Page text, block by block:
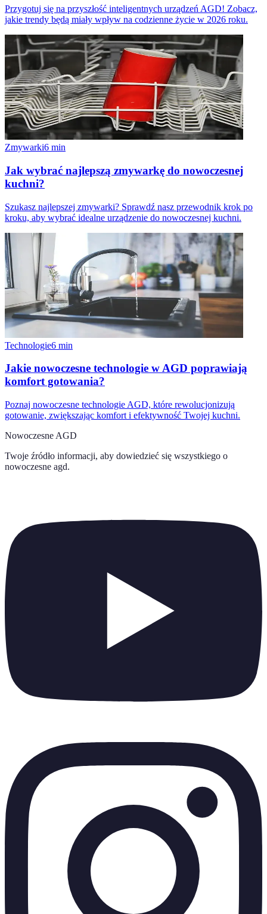
Przygotuj się na przyszłość inteligentnych urządzeń AGD! Zobacz,
jakie trendy będą miały wpływ na codzienne życie w 2026 roku.
Zmywarki6 min
Jak wybrać najlepszą zmywarkę do nowoczesnej
kuchni?
Szukasz najlepszej zmywarki? Sprawdź nasz przewodnik krok po
kroku, aby wybrać idealne urządzenie do nowoczesnej kuchni.
Technologie6 min
Jakie nowoczesne technologie w AGD poprawiają
komfort gotowania?
Poznaj nowoczesne technologie AGD, które rewolucjonizują
gotowanie, zwiększając komfort i efektywność Twojej kuchni.
Nowoczesne AGD
Twoje źródło informacji, aby dowiedzieć się wszystkiego o
nowoczesne agd.